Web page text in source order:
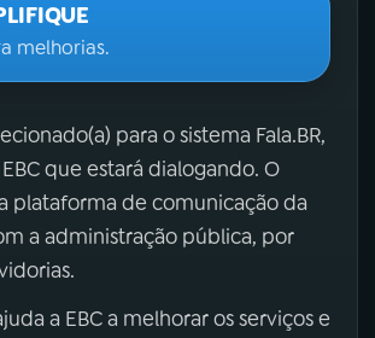
melhorias.
para o sistema Fala.BR,
que estará dialogando. O
plataforma de comunicação da
a administração pública, por
a EBC a melhorar os serviços e